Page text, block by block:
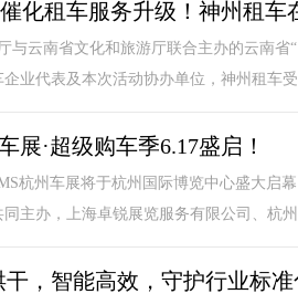
化租车服务升级！神州租
与云南省文化和旅游厅联合主办的云南
业代表及本次活动协办单位，神州租车
展·超级购车季6.17盛启！
杭州车展将于杭州国际博览中心盛大
主办，上海卓锐展览服务有限公司、杭
，智能高效，守护行业标